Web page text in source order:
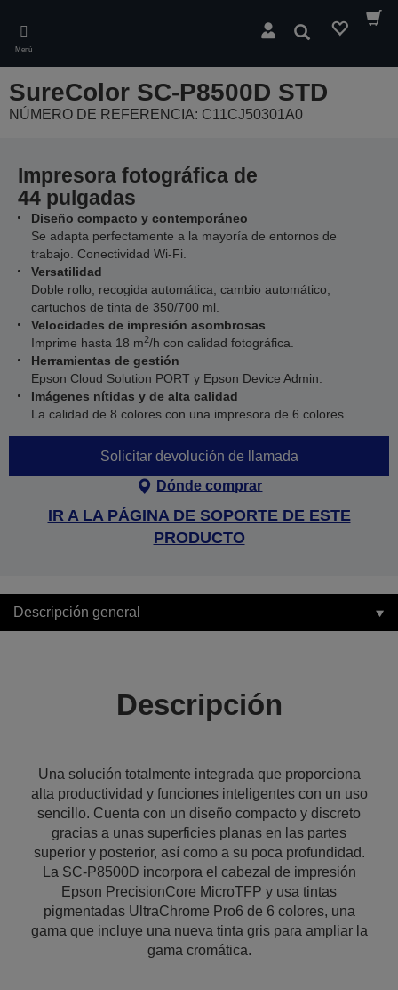
main
content
Menú
Buscar
SureColor SC-P8500D STD
NÚMERO DE REFERENCIA: C11CJ50301A0
Impresora fotográfica de
44 pulgadas
Diseño compacto y contemporáneo
Se adapta perfectamente a la mayoría de entornos de
trabajo. Conectividad Wi-Fi.
Versatilidad
Doble rollo, recogida automática, cambio automático,
cartuchos de tinta de 350/700 ml.
Velocidades de impresión asombrosas
Imprime hasta 18 m2/h con calidad fotográfica.
Herramientas de gestión
Epson Cloud Solution PORT y Epson Device Admin.
Imágenes nítidas y de alta calidad
La calidad de 8 colores con una impresora de 6 colores.
Solicitar devolución de llamada
Dónde comprar
IR A LA PÁGINA DE SOPORTE DE ESTE
PRODUCTO
Descripción general
Descripción
Una solución totalmente integrada que proporciona
alta productividad y funciones inteligentes con un uso
sencillo. Cuenta con un diseño compacto y discreto
gracias a unas superficies planas en las partes
superior y posterior, así como a su poca profundidad.
La SC-P8500D incorpora el cabezal de impresión
Epson PrecisionCore MicroTFP y usa tintas
pigmentadas UltraChrome Pro6 de 6 colores, una
gama que incluye una nueva tinta gris para ampliar la
gama cromática.